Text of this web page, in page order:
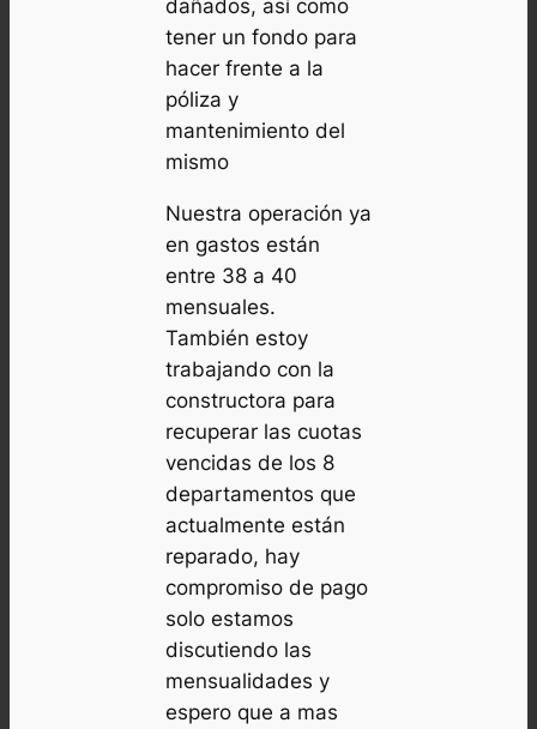
dañados, así como
tener un fondo para
hacer frente a la
póliza y
mantenimiento del
mismo
Nuestra operación ya
en gastos están
entre 38 a 40
mensuales.
También estoy
trabajando con la
constructora para
recuperar las cuotas
vencidas de los 8
departamentos que
actualmente están
reparado, hay
compromiso de pago
solo estamos
discutiendo las
mensualidades y
espero que a mas